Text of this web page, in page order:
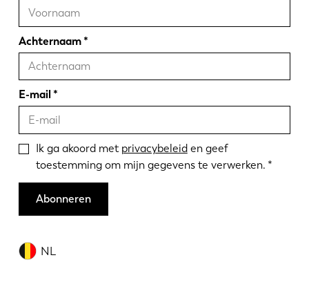
NL
Achternaam
E-mail
Ik ga akoord met privacybeleiden geef
toestemming om mijn gegevens te verwerken.
Abonneren